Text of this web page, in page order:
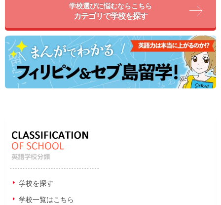
学校選びに悩むならこちら
カテゴリで学校を探す
学校を探す
学校一覧はこちら